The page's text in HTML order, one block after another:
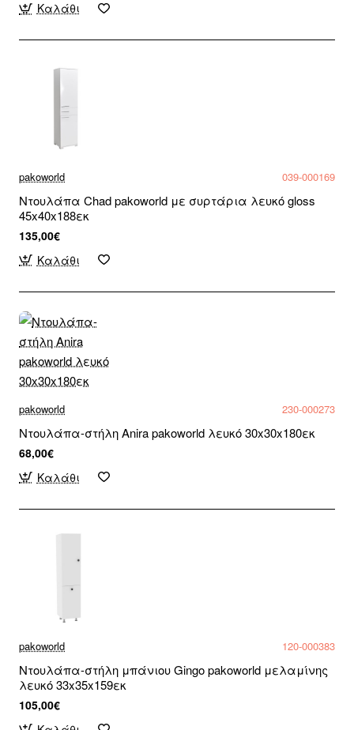
Καλάθι
pakoworld 039-000169
Ντουλάπα Chad pakoworld με συρτάρια λευκό gloss
45x40x188εκ
135,00€
Καλάθι
pakoworld 230-000273
Ντουλάπα-στήλη Anira pakoworld λευκό 30x30x180εκ
68,00€
Καλάθι
pakoworld 120-000383
Ντουλάπα-στήλη μπάνιου Gingo pakoworld μελαμίνης
λευκό 33x35x159εκ
105,00€